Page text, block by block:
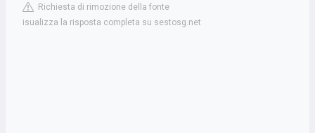
Richiesta di rimozione della fonte
isualizza la risposta completa su sestosg.net